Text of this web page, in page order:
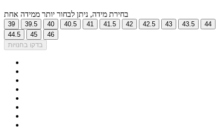
בחירת מידה, ניתן לבחור יותר ממידה אחת
39 39.5 40 40.5 41 41.5 42 42.5 43 43.5
44
44.5
45
46
בדקו בחנויות